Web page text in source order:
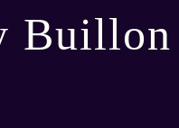
Buillon